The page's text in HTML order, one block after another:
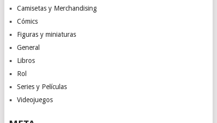
Camisetas y Merchandising
Cómics
Figuras y miniaturas
General
Libros
Rol
Series y Películas
Videojuegos